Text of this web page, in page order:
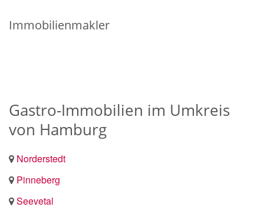
Immobilienmakler
Gastro-Immobilien im Umkreis
von Hamburg
Norderstedt
Pinneberg
Seevetal